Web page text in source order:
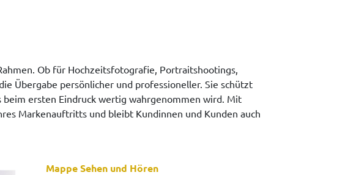
Ob für Hochzeitsfotografie, Portraitshootings,
Übergabe persönlicher und professioneller. Sie schützt
ersten Eindruck wertig wahrgenommen wird. Mit
Markenauftritts und bleibt Kundinnen und Kunden auch
Mappe Sehen und Hören